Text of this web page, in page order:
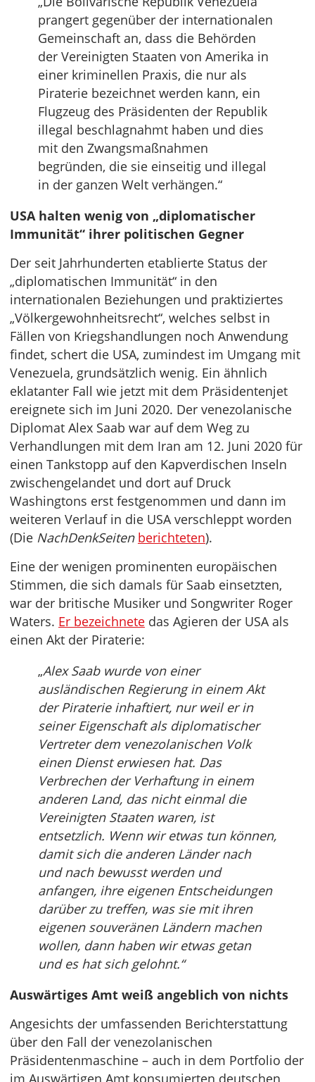
prangert gegenüber der internationalen
Gemeinschaft an, dass die Behörden
der Vereinigten Staaten von Amerika in
einer kriminellen Praxis, die nur als
Piraterie bezeichnet werden kann, ein
Flugzeug des Präsidenten der Republik
illegal beschlagnahmt haben und dies
mit den Zwangsmaßnahmen
begründen, die sie einseitig und illegal
in der ganzen Welt verhängen.“
USA halten wenig von „diplomatischer
Immunität“ ihrer politischen Gegner
Der seit Jahrhunderten etablierte Status der
„diplomatischen Immunität“ in den
internationalen Beziehungen und praktiziertes
„Völkergewohnheitsrecht“, welches selbst in
Fällen von Kriegshandlungen noch Anwendung
findet, schert die USA, zumindest im Umgang mit
Venezuela, grundsätzlich wenig. Ein ähnlich
eklatanter Fall wie jetzt mit dem Präsidentenjet
ereignete sich im Juni 2020. Der venezolanische
Diplomat Alex Saab war auf dem Weg zu
Verhandlungen mit dem Iran am 12. Juni 2020 für
einen Tankstopp auf den Kapverdischen Inseln
zwischengelandet und dort auf Druck
Washingtons erst festgenommen und dann im
weiteren Verlauf in die USA verschleppt worden
(Die NachDenkSeiten berichteten).
Eine der wenigen prominenten europäischen
Stimmen, die sich damals für Saab einsetzten,
war der britische Musiker und Songwriter Roger
Waters. Er bezeichnete das Agieren der USA als
einen Akt der Piraterie:
„Alex Saab wurde von einer
ausländischen Regierung in einem Akt
der Piraterie inhaftiert, nur weil er in
seiner Eigenschaft als diplomatischer
Vertreter dem venezolanischen Volk
einen Dienst erwiesen hat. Das
Verbrechen der Verhaftung in einem
anderen Land, das nicht einmal die
Vereinigten Staaten waren, ist
entsetzlich. Wenn wir etwas tun können,
damit sich die anderen Länder nach
und nach bewusst werden und
anfangen, ihre eigenen Entscheidungen
darüber zu treffen, was sie mit ihren
eigenen souveränen Ländern machen
wollen, dann haben wir etwas getan
und es hat sich gelohnt.“
Auswärtiges Amt weiß angeblich von nichts
Angesichts der umfassenden Berichterstattung
über den Fall der venezolanischen
Präsidentenmaschine – auch in dem Portfolio der
im Auswärtigen Amt konsumierten deutschen